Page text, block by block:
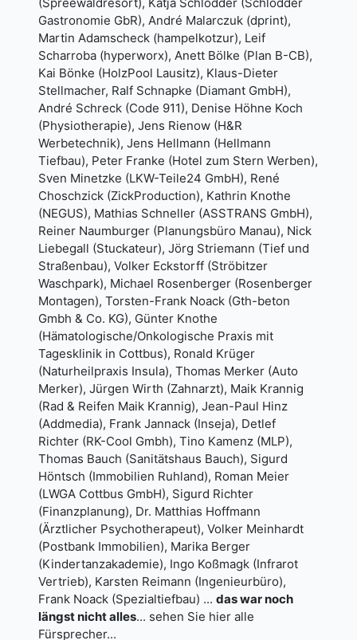
(Spreewaldresort), Katja Schlodder (Schlodder
Gastronomie GbR), André Malarczuk (dprint),
Martin Adamscheck (hampelkotzur), Leif
Scharroba (hyperworx), Anett Bölke (Plan B-CB),
Kai Bönke (HolzPool Lausitz), Klaus-Dieter
Stellmacher, Ralf Schnapke (Diamant GmbH),
André Schreck (Code 911), Denise Höhne Koch
(Physiotherapie), Jens Rienow (H&R
Werbetechnik), Jens Hellmann (Hellmann
Tiefbau), Peter Franke (Hotel zum Stern Werben),
Sven Minetzke (LKW-Teile24 GmbH), René
Choschzick (ZickProduction), Kathrin Knothe
(NEGUS), Mathias Schneller (ASSTRANS GmbH),
Reiner Naumburger (Planungsbüro Manau), Nick
Liebegall (Stuckateur), Jörg Striemann (Tief und
Straßenbau), Volker Eckstorff (Ströbitzer
Waschpark), Michael Rosenberger (Rosenberger
Montagen), Torsten-Frank Noack (Gth-beton
Gmbh & Co. KG), Günter Knothe
(Hämatologische/Onkologische Praxis mit
Tagesklinik in Cottbus), Ronald Krüger
(Naturheilpraxis Insula), Thomas Merker (Auto
Merker), Jürgen Wirth (Zahnarzt), Maik Krannig
(Rad & Reifen Maik Krannig), Jean-Paul Hinz
(Addmedia), Frank Jannack (Inseja), Detlef
Richter (RK-Cool Gmbh), Tino Kamenz (MLP),
Thomas Bauch (Sanitätshaus Bauch), Sigurd
Höntsch (Immobilien Ruhland), Roman Meier
(LWGA Cottbus GmbH), Sigurd Richter
(Finanzplanung), Dr. Matthias Hoffmann
(Ärztlicher Psychotherapeut), Volker Meinhardt
(Postbank Immobilien), Marika Berger
(Kindertanzakademie), Ingo Koßmagk (Infrarot
Vertrieb), Karsten Reimann (Ingenieurbüro),
Frank Noack (Spezialtiefbau) ... das war noch
längst nicht alles... sehen Sie hier alle
Fürsprecher...